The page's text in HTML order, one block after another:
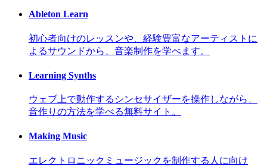
Ableton Learn
初心者向けのレッスンや、経験豊富なアーティストに
よるサウンドから、音楽制作を学べます。
Learning Synths
ウェブ上で動作するシンセサイザーを操作しながら、
音作りの方法を学べる無料サイト。
Making Music
エレクトロニックミュージックを制作する人に向け